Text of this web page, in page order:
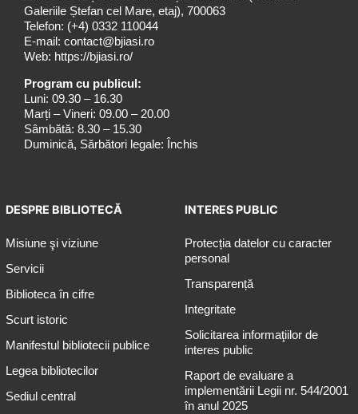
Galeriile Ștefan cel Mare, etaj), 700063
Telefon: (+4) 0332 110044
E-mail: contact@bjiasi.ro
Web: https://bjiasi.ro/
Program cu publicul:
Luni: 09.30 – 16.30
Marți – Vineri: 09.00 – 20.00
Sâmbătă: 8.30 – 15.30
Duminică, Sărbători legale: Închis
DESPRE BIBLIOTECĂ
Misiune şi viziune
Servicii
Biblioteca în cifre
Scurt istoric
Manifestul bibliotecii publice
Legea bibliotecilor
Sediul central
INTERES PUBLIC
Protecția datelor cu caracter
personal
Transparență
Integritate
Solicitarea informaţiilor de
interes public
Raport de evaluare a
implementării Legii nr. 544/2001
în anul 2025